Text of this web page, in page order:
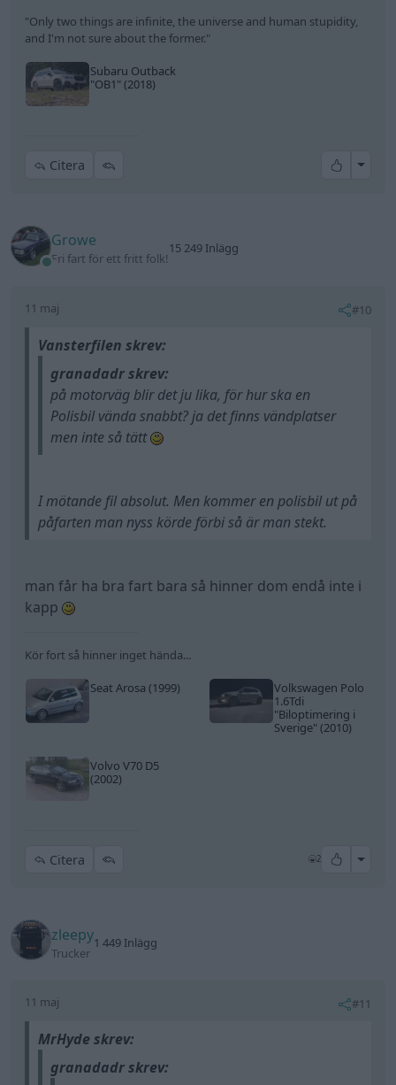
"Only two things are infinite, the universe and human stupidity,
and I'm not sure about the former."
Subaru Outback
"OB1"(2018)
Citera All
Growe
Fri fart för ett fritt folk!
15 249 Inlägg
11 maj #10
Vansterfilen skrev:
granadadr skrev:
på motorväg blir det ju lika, för hur ska en
Polisbil vända snabbt? ja det finns vändplatser
men inte så tätt
I mötande fil absolut. Men kommer en polisbil ut på
påfarten man nyss körde förbi så är man stekt.
man får ha bra fart bara så hinner dom endå inte i
kapp
Kör fort så hinner inget hända...
Seat Arosa (1999)
Volkswagen Polo
1.6Tdi
"Biloptimering i
Sverige"(2010)
Volvo V70 D5
(2002)
Citera 2 All
zleepy
Trucker
1 449 Inlägg
11 maj #11
MrHyde skrev:
granadadr skrev: